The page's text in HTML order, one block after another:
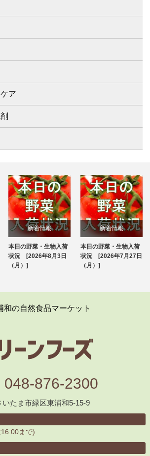
ア
新着情報
ブログ
本日の野菜・生物入荷
状況 [2026年8月3日
（月）]
新着情報
ブログ
本日の野菜・生物入荷
状況 [2026年7月27日
（月）]
和の自然食品マーケット
048-876-2300
いたま市緑区東浦和5-15-9
まで)